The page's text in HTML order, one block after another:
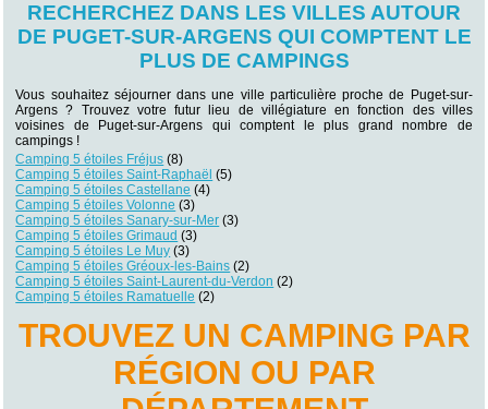
RECHERCHEZ DANS LES VILLES AUTOUR
DE PUGET-SUR-ARGENS QUI COMPTENT LE
PLUS DE CAMPINGS
Vous souhaitez séjourner dans une ville particulière proche de Puget-sur-
Argens ? Trouvez votre futur lieu de villégiature en fonction des villes
voisines de Puget-sur-Argens qui comptent le plus grand nombre de
campings !
Camping 5 étoiles Fréjus (8)
Camping 5 étoiles Saint-Raphaël (5)
Camping 5 étoiles Castellane (4)
Camping 5 étoiles Volonne (3)
Camping 5 étoiles Sanary-sur-Mer (3)
Camping 5 étoiles Grimaud (3)
Camping 5 étoiles Le Muy (3)
Camping 5 étoiles Gréoux-les-Bains (2)
Camping 5 étoiles Saint-Laurent-du-Verdon (2)
Camping 5 étoiles Ramatuelle (2)
TROUVEZ UN CAMPING PAR
RÉGION OU PAR